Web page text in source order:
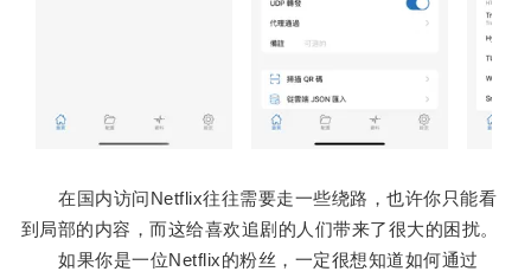
在国内访问Netflix往往需要走一些绕路，也许你只能看
到局部的内容，而这给喜欢追剧的人们带来了很大的困扰。
如果你是一位Netflix的粉丝，一定很想知道如何通过